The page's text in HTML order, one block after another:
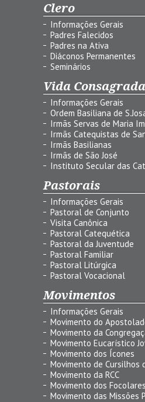
Clero
Informações Gerais
Padres Falecidos
Padres na Ativa
Diáconos Permanentes
Seminários
Vida Consagrada
Informações Gerais
Ordem Basiliana de
Irmãs Servas de Maria
Irmãs Catequistas de
Irmãs Basilianas
Irmãs de São José
Instituto Secular das
Pastorais
Informações Gerais
Pastoral de Conjunto
Visita Canônica
Pastoral Catequética
Pastoral da Juventude
Pastoral Familiar
Pastoral Litúrgica
Pastoral Vocacional
Movimentos
Informações Gerais
Movimento do
Movimento da
Movimento Eucarístico
Movimento dos Ícones
Movimento de Cursilhos
Movimento da RCC
Movimento dos Focolares
Movimento das Missões